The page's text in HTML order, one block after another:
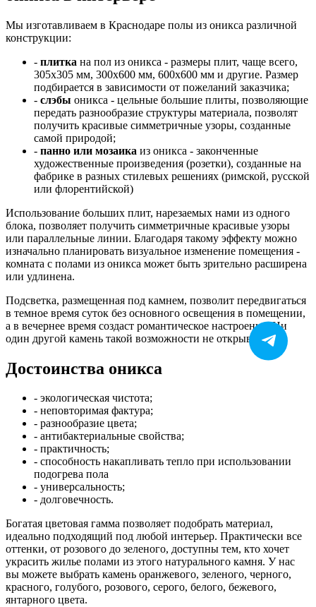
Мы изготавливаем в Краснодаре полы из оникса различной
конструкции:
- плитка на пол из оникса - размеры плит, чаще всего,
305х305 мм, 300х600 мм, 600х600 мм и другие. Размер
подбирается в зависимости от пожеланий заказчика;
- слэбы оникса - цельные большие плиты, позволяющие
передать разнообразие структуры материала, позволят
получить красивые симметричные узоры, созданные
самой природой;
- панно или мозаика из оникса - законченные
художественные произведения (розетки), созданные на
фабрике в разных стилевых решениях (римской, русской
или флорентийской)
Использование больших плит, нарезаемых нами из одного
блока, позволяет получить симметричные красивые узоры
или параллельные линии. Благодаря такому эффекту можно
изначально планировать визуальное изменение помещения -
комната с полами из оникса может быть зрительно расширена
или удлинена.
Подсветка, размещенная под камнем, позволит передвигаться
в темное время суток без основного освещения в помещении,
а в вечернее время создаст романтическое настроение. Ни
один другой камень такой возможности не открывает.
Достоинства оникса
- экологическая чистота;
- неповторимая фактура;
- разнообразие цвета;
- антибактериальные свойства;
- практичность;
- способность накапливать тепло при использовании
подогрева пола
- универсальность;
- долговечность.
Богатая цветовая гамма позволяет подобрать материал,
идеально подходящий под любой интерьер. Практически все
оттенки, от розового до зеленого, доступны тем, кто хочет
украсить жилье полами из этого натурального камня. У нас
вы можете выбрать камень оранжевого, зеленого, черного,
красного, голубого, розового, серого, белого, бежевого,
янтарного цвета.